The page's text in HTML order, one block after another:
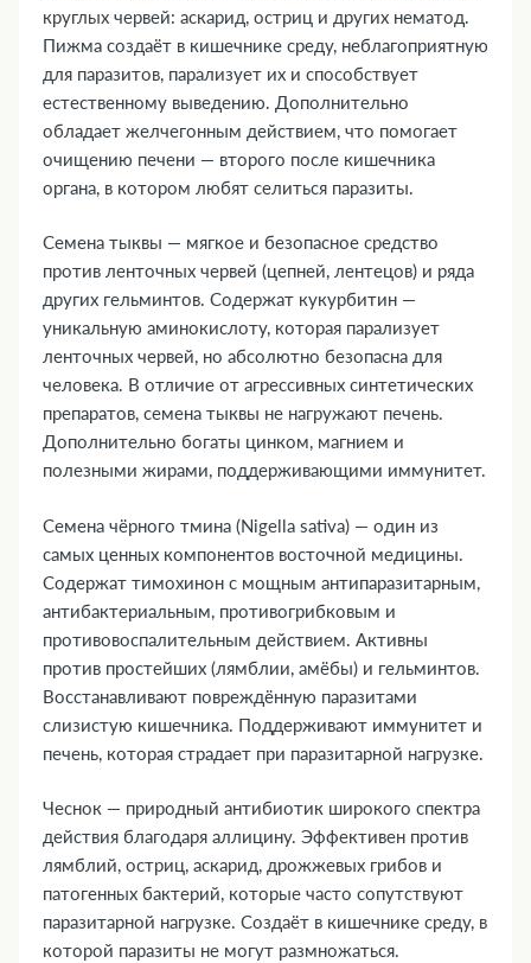
круглых червей: аскарид, остриц и других нематод.
Пижма создаёт в кишечнике среду, неблагоприятную
для паразитов, парализует их и способствует
естественному выведению. Дополнительно
обладает желчегонным действием, что помогает
очищению печени — второго после кишечника
органа, в котором любят селиться паразиты.
Семена тыквы — мягкое и безопасное средство
против ленточных червей (цепней, лентецов) и ряда
других гельминтов. Содержат кукурбитин —
уникальную аминокислоту, которая парализует
ленточных червей, но абсолютно безопасна для
человека. В отличие от агрессивных синтетических
препаратов, семена тыквы не нагружают печень.
Дополнительно богаты цинком, магнием и
полезными жирами, поддерживающими иммунитет.
Семена чёрного тмина (Nigella sativa) — один из
самых ценных компонентов восточной медицины.
Содержат тимохинон с мощным антипаразитарным,
антибактериальным, противогрибковым и
противовоспалительным действием. Активны
против простейших (лямблии, амёбы) и гельминтов.
Восстанавливают повреждённую паразитами
слизистую кишечника. Поддерживают иммунитет и
печень, которая страдает при паразитарной нагрузке.
Чеснок — природный антибиотик широкого спектра
действия благодаря аллицину. Эффективен против
лямблий, остриц, аскарид, дрожжевых грибов и
патогенных бактерий, которые часто сопутствуют
паразитарной нагрузке. Создаёт в кишечнике среду, в
которой паразиты не могут размножаться.